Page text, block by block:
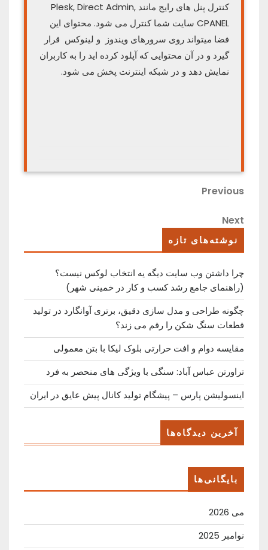
کنترل پنل های رایج مانند Plesk, Direct Admin,
CPANEL سایت شما کنترل می شود. محتوای این
فضا میتواند روی سرورهای ویندوز و لینوکس قرار
گیرد و در آن محتوایی که آپلود کرده اید را به کاربران
نمایش دهد و در شبکه اینترنت پخش می شود.
راهبری
نوشته
Previous
Previous
Next
Next
نوشته‌های تازه
چرا داشتن وب سایت دیگه یه انتخاب لوکس نیست؟
(راهنمای جامع رشد کسب ‌و کار در خمینی ‌شهر)
چگونه طراحی و مدل سازی دقیق، برتری آوانگارد در تولید
قطعات سنگ شکن را رقم می زند؟
مقایسه دوام و افت حرارتی بلوک لیکا با بتن معمولی
تراورتن عباس آباد: سنگی با ویژگی های منحصر به فرد
اینسولیشن پارس – پیشگام تولید کانال پیش عایق در ایران
آخرین دیدگاه‌ها
بایگانی‌ها
می 2026
نوامبر 2025